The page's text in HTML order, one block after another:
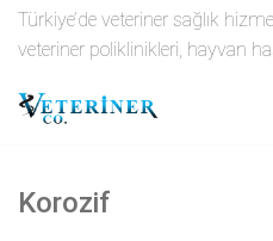
geç
Türkiye’de veteriner sağlık
veteriner poliklinikleri, hayvan
Korozif